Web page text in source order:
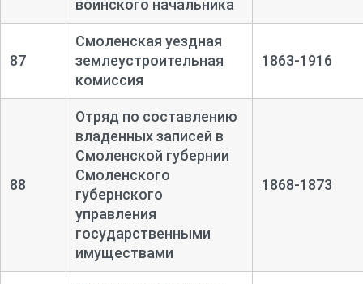
воинского начальника
87
Смоленская уездная
землеустроительная
комиссия
1863-1916
88
Отряд по составлению
владенных записей в
Смоленской губернии
Смоленского
губернского
управления
государственными
имуществами
1868-1873